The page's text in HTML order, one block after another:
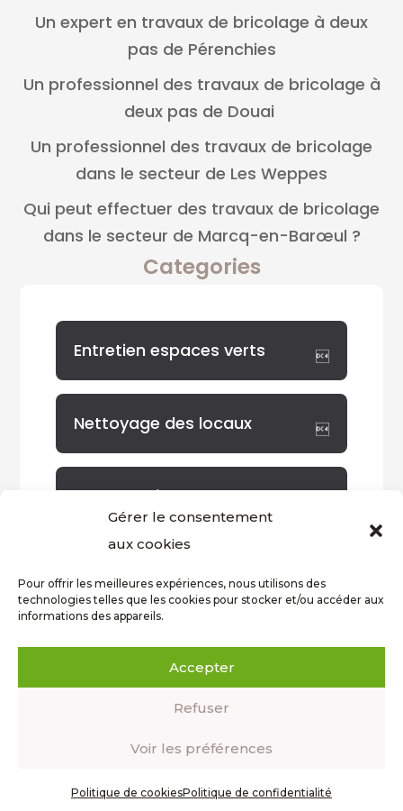
Gérer le consentement
aux cookies
Pour offrir les meilleures expériences, nous utilisons des
technologies telles que les cookies pour stocker et/ou accéder aux
informations des appareils.
Accepter
Refuser
Voir les préférences
Politique de cookiesPolitique de confidentialité
Un expert en travaux de bricolage à deux
pas de Pérenchies
Un professionnel des travaux de bricolage à
deux pas de Douai
Un professionnel des travaux de bricolage
dans le secteur de Les Weppes
Qui peut effectuer des travaux de bricolage
dans le secteur de Marcq-en-Barœul ?
Categories
Entretien espaces verts
Nettoyage des locaux
Non classé
Tags